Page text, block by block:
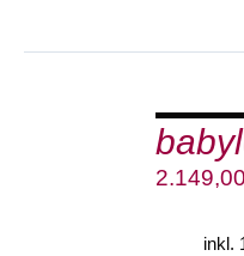
WARENKORB
inkl.